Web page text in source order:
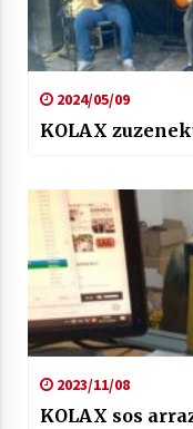
2024/05/09
KOLAX
2023/11/08
KOLAX sos